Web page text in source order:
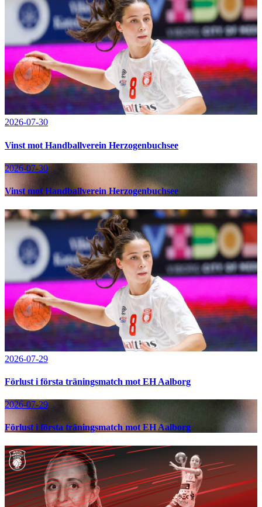
2026-07-30
Vinst mot Handballverein Herzogenbuchsee
2026-07-30
Vinst mot Handballverein Herzogenbuchsee
2026-07-29
Förlust i första träningsmatch mot EH Aalborg
2026-07-29
Förlust i första träningsmatch mot EH Aalborg